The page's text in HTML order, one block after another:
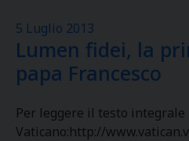
5 Luglio 2013
Lumen fidei, la
papa Francesco
Per leggere il testo
Vaticano:http://